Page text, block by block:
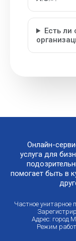
Есть ли
Онлайн-
услуга для
помогает быть в
Частное унитарное
Адрес: город
Режим